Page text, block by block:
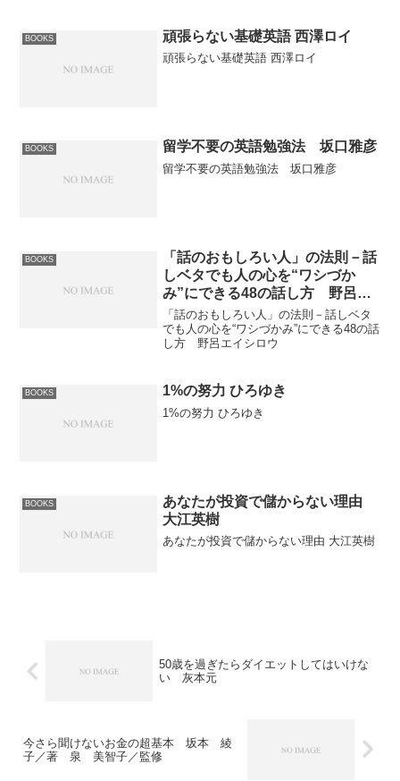
BOOKS 頑張らない基礎英語 西澤ロイ
頑張らない基礎英語 西澤ロイ
BOOKS 留学不要の英語勉強法 坂口雅彦
留学不要の英語勉強法 坂口雅彦
BOOKS
「話のおもしろい人」の法則－話
しベタでも人の心を“ワシづか
み”にできる48の話し方 野呂エ
イシロウ
「話のおもしろい人」の法則－話しベタ
でも人の心を“ワシづかみ”にできる48の話
し方 野呂エイシロウ
BOOKS 1%の努力 ひろゆき
1%の努力 ひろゆき
BOOKS
あなたが投資で儲からない理由
大江英樹
あなたが投資で儲からない理由 大江英樹
50歳を過ぎたらダイエットしてはいけな
い 灰本元
今さら聞けないお金の超基本 坂本 綾
子／著 泉 美智子／監修